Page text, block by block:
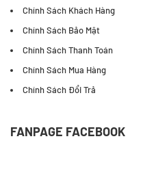
Chính Sách Khách Hàng
Chính Sách Bảo Mật
Chính Sách Thanh Toán
Chính Sách Mua Hàng
Chính Sách Đổi Trả
FANPAGE FACEBOOK